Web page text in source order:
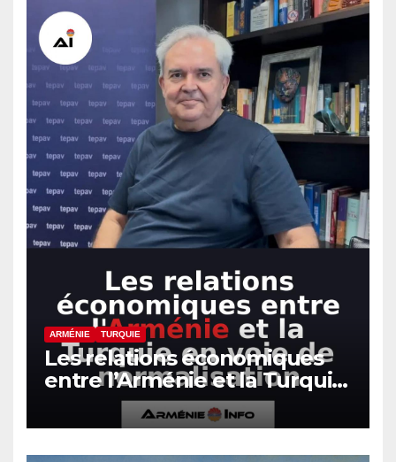
ARMÉNIE TURQUIE
Les relations économiques
entre l’Arménie et la Turquie
en voie de normalisation